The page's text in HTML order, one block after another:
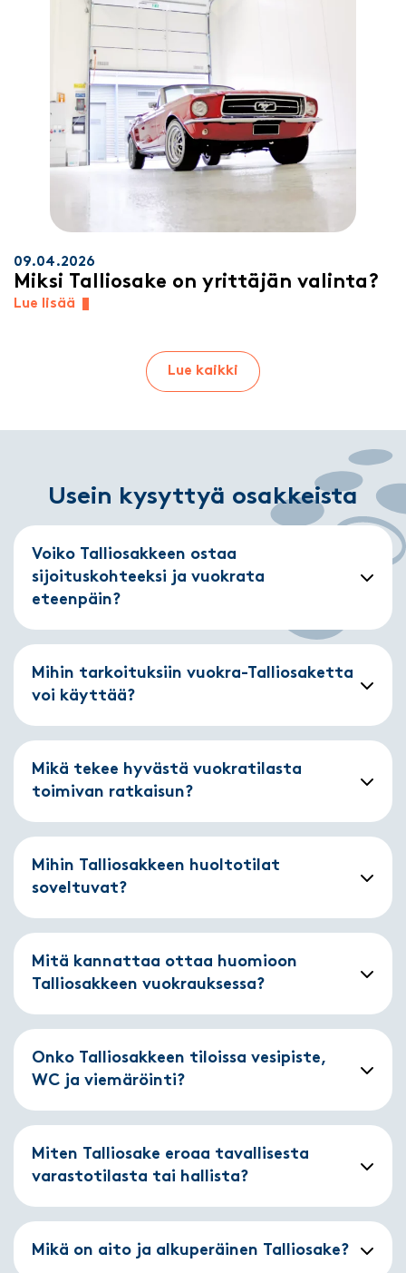
09.04.2026
Miksi Talliosake on yrittäjän valinta?
Lue lisää
Lue kaikki
Usein kysyttyä osakkeista
Voiko Talliosakkeen ostaa
sijoituskohteeksi ja vuokrata
eteenpäin?
Mihin tarkoituksiin vuokra-Talliosaketta
voi käyttää?
Mikä tekee hyvästä vuokratilasta
toimivan ratkaisun?
Mihin Talliosakkeen huoltotilat
soveltuvat?
Mitä kannattaa ottaa huomioon
Talliosakkeen vuokrauksessa?
Onko Talliosakkeen tiloissa vesipiste,
WC ja viemäröinti?
Miten Talliosake eroaa tavallisesta
varastotilasta tai hallista?
Mikä on aito ja alkuperäinen Talliosake?